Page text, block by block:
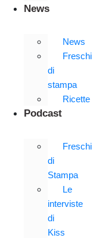
News
News
Freschi
di
stampa
Ricette
Podcast
Freschi
di
Stampa
Le
interviste
di
Kiss